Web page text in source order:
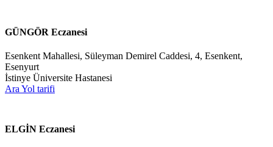
GÜNGÖR Eczanesi
Esenkent Mahallesi, Süleyman Demirel Caddesi, 4, Esenkent,
Esenyurt
İstinye Üniversite Hastanesi
AraYol tarifi
ELGİN Eczanesi